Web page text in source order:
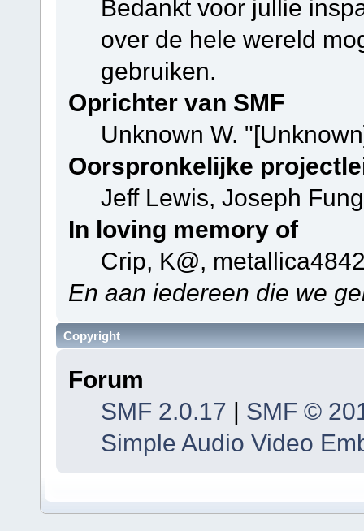
Bedankt voor jullie
over de hele wereld
gebruiken.
Oprichter van SMF
Unknown W.
Oorspronkelijke
Jeff Lewis, Joseph
In loving memory of
Crip, K@,
En aan iedereen die we
Copyright
Forum
SMF 2.0.17 | SMF ©
Simple Audio Video